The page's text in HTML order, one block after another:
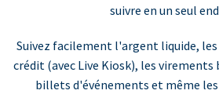
suivre en un seul
Suivez facilement l'argent liquide, les
crédit (avec Live Kiosk), les virements
billets d'événements et même